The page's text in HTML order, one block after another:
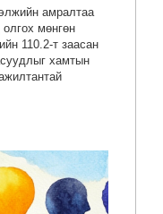
амралтаа
мөнгөн
110.2-т заасан
хамтын